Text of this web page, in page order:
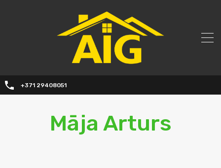
+371 29408051
Māja Arturs